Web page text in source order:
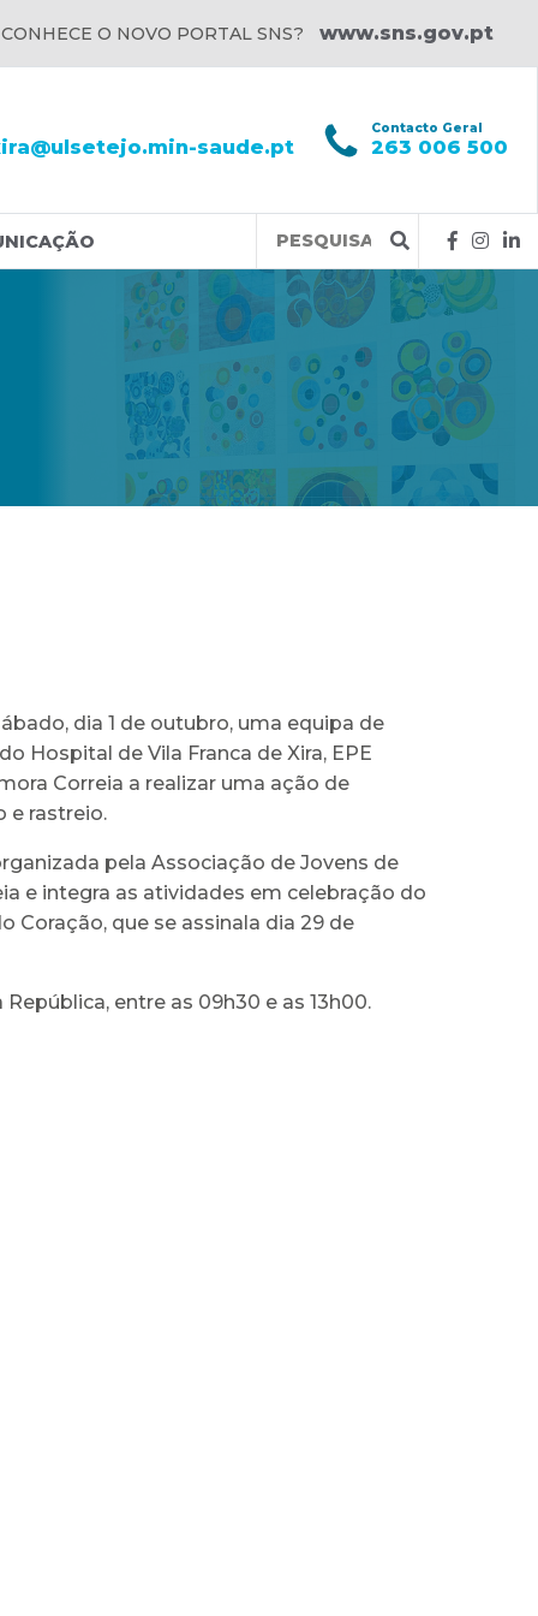
O NOVO PORTAL SNS? www.sns.gov.pt
saude.pt
Contacto Geral
263 006 500
Query
dia 1 de outubro, uma equipa de
Hospital de Vila Franca de Xira, EPE
Correia a realizar uma ação de
e rastreio.
pela Associação de Jovens de
e integra as atividades em celebração do
Coração, que se assinala dia 29 de
República, entre as 09h30 e as 13h00.